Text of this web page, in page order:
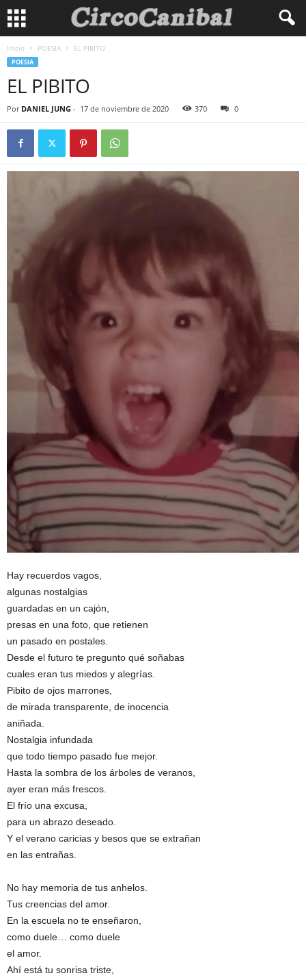
Inicio POESIA EL PIBITO
POESIA
EL PIBITO
Por DANIEL JUNG - 17 de noviembre de 2020 370 0
Hay recuerdos vagos,
algunas nostalgias
guardadas en un cajón,
presas en una foto, que retienen
un pasado en postales.
Desde el futuro te pregunto qué soñabas
cuales eran tus miedos y alegrías.
Pibito de ojos marrones,
de mirada transparente, de inocencia
aniñada.
Nostalgia infundada
que todo tiempo pasado fue mejor.
Hasta la sombra de los árboles de veranos,
ayer eran más frescos.
El frío una excusa,
para un abrazo deseado.
Y el verano caricias y besos que se extrañan
en las entrañas.
No hay memoria de tus anhelos.
Tus creencias del amor.
En la escuela no te enseñaron,
como duele… como duele
el amor.
Ahí está tu sonrisa triste,